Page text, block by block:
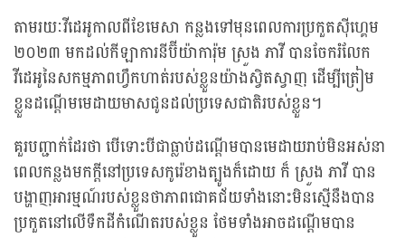
តាមរយៈវីដេអូកាលពីខែមេសា កន្លងទៅមុនពេលការប្រកួតស៊ីហ្គេម
២០២៣ មកដល់កីឡាការនីប៊ីយ៉ាការ៉ុម ស្រួង ភាវី បានចែករំលែក
វីដេអូនៃសកម្មភាពហ្វឹកហាត់របស់ខ្លួនយ៉ាងស្វិតស្វាញ ដើម្បីត្រៀម
ខ្លួនដណ្តើមមេដាយមាសជូនដល់ប្រទេសជាតិរបស់ខ្លួន។
គួរបញ្ជាក់ដែរថា បើទោះបីជាធ្លាប់ដណ្តើមបានមេដាយរាប់មិនអស់នា
ពេលកន្លងមកក្តីនៅប្រទេសកូរ៉េខាងត្បូងក៏ដោយ ក៏ ស្រួង ភាវី បាន
បង្ហាញអារម្មណ៍របស់ខ្លួនថាភាពជោគជ័យទាំងនោះមិនស្មើនឹងបាន
ប្រកួតនៅលើទឹកដីកំណើតរបស់ខ្លួន ថែមទាំងអាចដណ្តើមបាន